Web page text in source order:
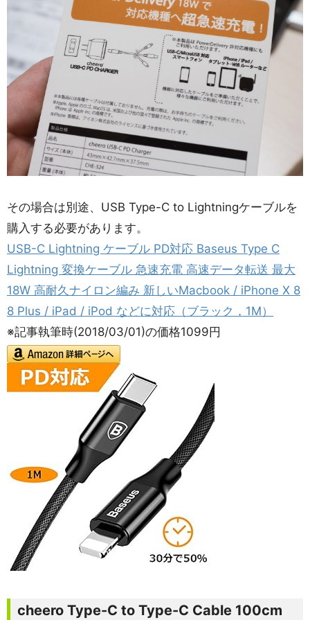
その場合は別途、USB Type-C to Lightningケーブルを
購入する必要があります。
USB-C Lightning ケーブル PD対応 Baseus Type C
Lightning 変換ケーブル 急速充電 高速データ転送 最大
18W 高耐久ナイロン編み 新しいMacbook / iPhone X 8
8 Plus / iPad / iPod などに対応（ブラック，1M）
※記事執筆時(2018/03/01)の価格1099円
cheero Type-C to Type-C Cable 100cm